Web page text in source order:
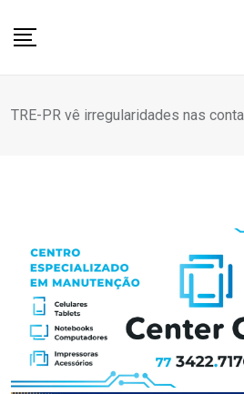
TRE-PR vê irregularidades nas